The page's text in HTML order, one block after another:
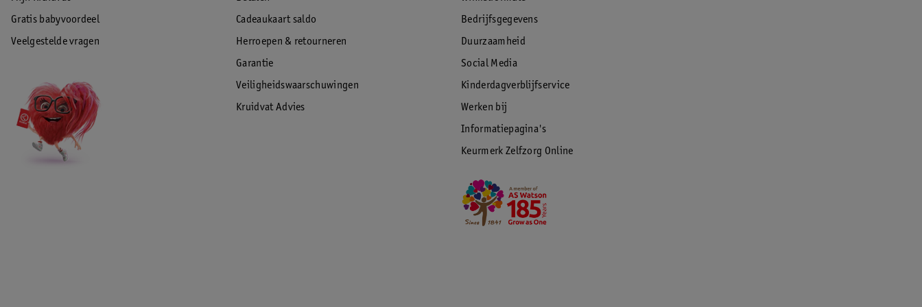
Gratis babyvoordeel
Veelgestelde vragen
Cadeaukaart saldo
Herroepen & retourneren
Garantie
Veiligheidswaarschuwingen
Kruidvat Advies
Bedrijfsgegevens
Duurzaamheid
Social Media
Kinderdagverblijfservice
Werken bij
Informatiepagina's
Keurmerk Zelfzorg Online